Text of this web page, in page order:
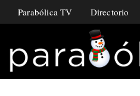
Parabólica TV Directorio